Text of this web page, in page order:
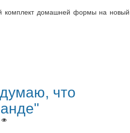
комплект домашней формы на новый
что